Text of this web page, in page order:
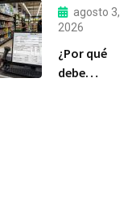
agosto 3,
2026
¿Por qué
debe